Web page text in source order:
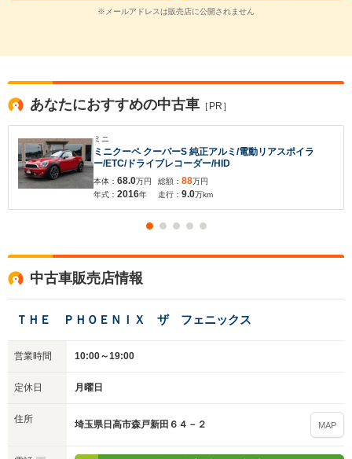
※メールアドレスは販売店に公開されません
あなたにおすすめの中古車 ［PR］
ミニ
ミニクーペ クーパーS 純正アルミ/電動リアスポイラ
ー/ETC/ドライブレコーダー/HID
本体： 68.0万円
年式： 2016年
総額： 88万円
走行： 9.0万km
中古車販売店情報
ＴＨＥ ＰＨＯＥＮＩＸ ザ フェニックス
営業時間 10:00～19:00
定休日 月曜日
住所 埼玉県日高市森戸新田６４－２ MAP
入力途中の情報を保存しますか？